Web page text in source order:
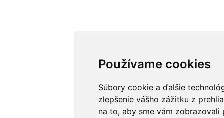
Používame cookies
Súbory cookie a ďalšie
zlepšenie vášho zážitku z
na to, aby sme vám